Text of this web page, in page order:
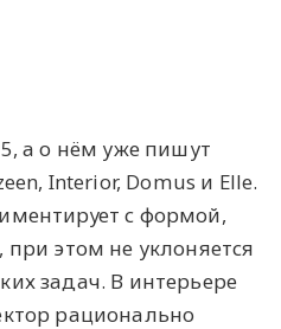
а о нём уже пишут
Interior, Domus и Elle.
с формой,
этом не уклоняется
задач. В интерьере
рационально